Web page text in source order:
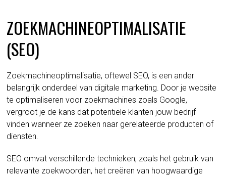
ZOEKMACHINEOPTIMALISATIE
(SEO)
Zoekmachineoptimalisatie, oftewel SEO, is een ander
belangrijk onderdeel van digitale marketing. Door je website
te optimaliseren voor zoekmachines zoals Google,
vergroot je de kans dat potentiële klanten jouw bedrijf
vinden wanneer ze zoeken naar gerelateerde producten of
diensten.
SEO omvat verschillende technieken, zoals het gebruik van
relevante zoekwoorden, het creëren van hoogwaardige